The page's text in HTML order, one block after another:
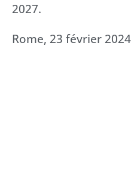
2027.
Rome, 23 février 2024